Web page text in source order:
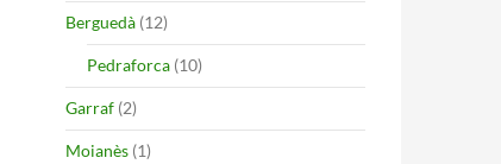
Berguedà (12)
Pedraforca (10)
Garraf (2)
Moianès (1)